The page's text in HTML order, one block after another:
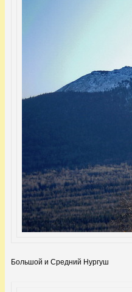
Большой и Средний Нургуш